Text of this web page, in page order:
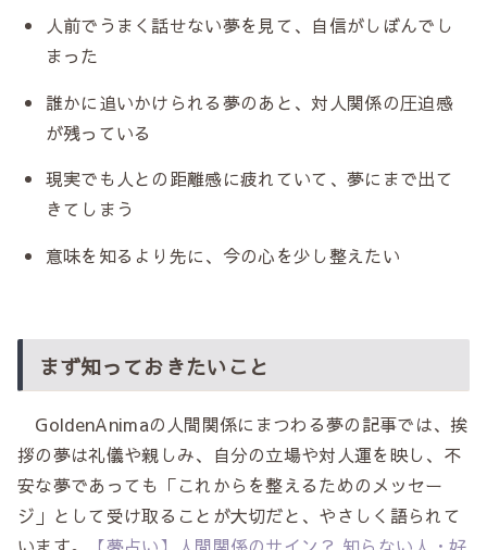
人前でうまく話せない夢を見て、自信がしぼんでし
まった
誰かに追いかけられる夢のあと、対人関係の圧迫感
が残っている
現実でも人との距離感に疲れていて、夢にまで出て
きてしまう
意味を知るより先に、今の心を少し整えたい
まず知っておきたいこと
GoldenAnimaの人間関係にまつわる夢の記事では、挨
拶の夢は礼儀や親しみ、自分の立場や対人運を映し、不
安な夢であっても「これからを整えるためのメッセー
ジ」として受け取ることが大切だと、やさしく語られて